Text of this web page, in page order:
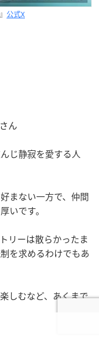
公式X
ん
じ静寂を愛する人
まない一方で、仲間
いです。
リーは散らかったま
を求めるわけでもあ
しむなど、あくまで